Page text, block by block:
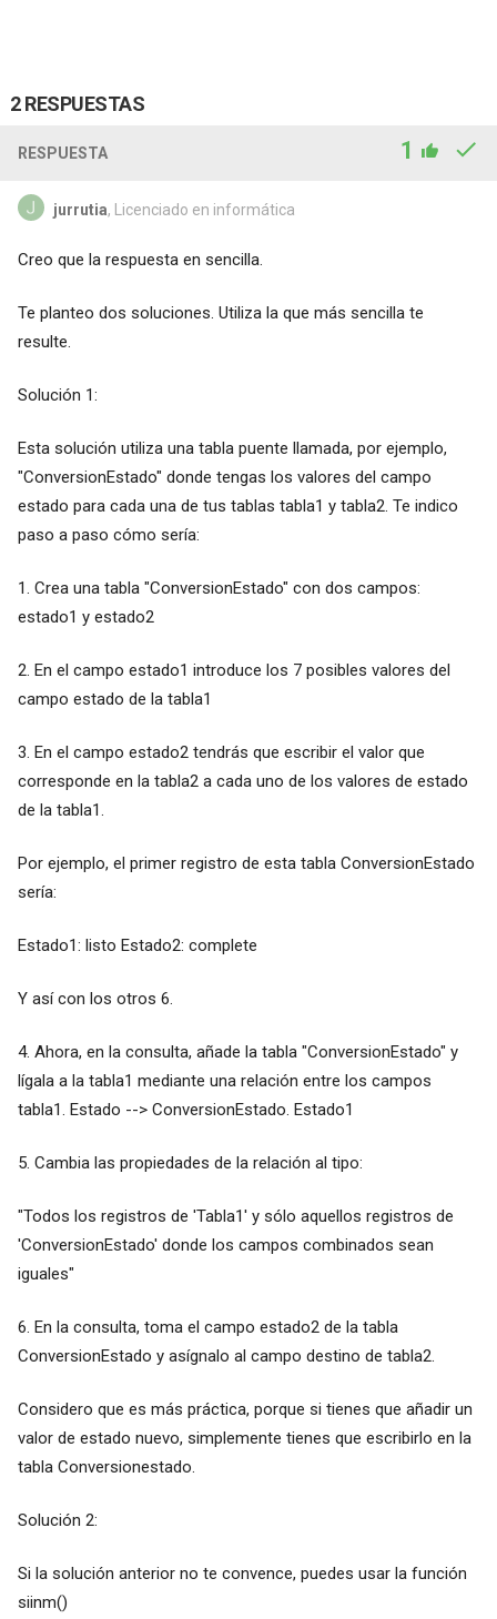
2 RESPUESTAS
RESPUESTA 1
jurrutia, Licenciado en informática
Creo que la respuesta en sencilla.
Te planteo dos soluciones. Utiliza la que más sencilla te
resulte.
Solución 1:
Esta solución utiliza una tabla puente llamada, por ejemplo,
"ConversionEstado" donde tengas los valores del campo
estado para cada una de tus tablas tabla1 y tabla2. Te indico
paso a paso cómo sería:
1. Crea una tabla "ConversionEstado" con dos campos:
estado1 y estado2
2. En el campo estado1 introduce los 7 posibles valores del
campo estado de la tabla1
3. En el campo estado2 tendrás que escribir el valor que
corresponde en la tabla2 a cada uno de los valores de estado
de la tabla1.
Por ejemplo, el primer registro de esta tabla ConversionEstado
sería:
Estado1: listo Estado2: complete
Y así con los otros 6.
4. Ahora, en la consulta, añade la tabla "ConversionEstado" y
lígala a la tabla1 mediante una relación entre los campos
tabla1. Estado --> ConversionEstado. Estado1
5. Cambia las propiedades de la relación al tipo:
"Todos los registros de 'Tabla1' y sólo aquellos registros de
'ConversionEstado' donde los campos combinados sean
iguales"
6. En la consulta, toma el campo estado2 de la tabla
ConversionEstado y asígnalo al campo destino de tabla2.
Considero que es más práctica, porque si tienes que añadir un
valor de estado nuevo, simplemente tienes que escribirlo en la
tabla Conversionestado.
Solución 2:
Si la solución anterior no te convence, puedes usar la función
siinm()